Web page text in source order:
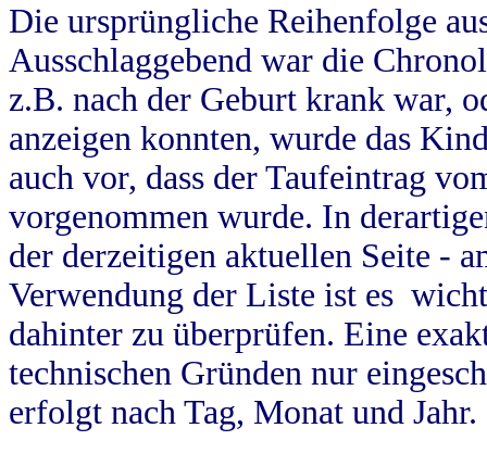
Die ursprüngliche Reihenfolge
Ausschlaggebend war die
z.B. nach der Geburt krank war,
anzeigen konnten, wurde das
auch vor, dass der Taufeintrag
vorgenommen wurde. In
der derzeitigen aktuellen Seite -
Verwendung der Liste ist es
dahinter zu überprüfen. Eine
technischen Gründen nur
erfolgt nach Tag, Monat und Jahr.